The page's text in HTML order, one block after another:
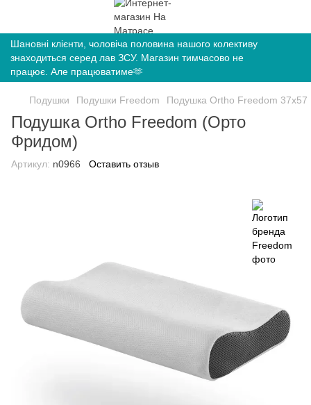
Шановні клієнти, чоловіча половина нашого колективу
знаходиться серед лав ЗСУ. Магазин тимчасово не
працює. Але працюватиме🫶
Подушки Подушки Freedom Подушка Ortho Freedom 37х57
Подушка Ortho Freedom (Орто
Фридом)
Артикул: n0966 Оставить отзыв